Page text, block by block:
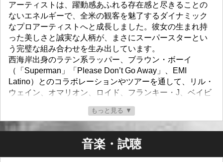
アーティストは、躍動感あふれる存在感と尽きることの
ないエネルギーで、全米の観客を魅了するダイナミック
なプロアーティストへと成長しました。彼女の生まれ持
った美しさと誠実な人柄が、まさにスーパースターとい
う完璧な組み合わせを生み出しています。
西海岸出身のラテン系ラッパー、ブラウン・ボーイ
（「Superman」「Please Don’t Go Away」、EMI
Latino）とのコラボレーションやツアーを通して、リル・
ウェイン、オマリオン、ロイド、フランキー・J、ベイビ
ジを共にし、尊敬を集めてきました。
2008年11月1日、コロラド州プエブロにて、メリッサは
我が国の指導者、バラク・オバマ大統領のために国歌を
演奏するという、この上ない栄誉に浴しました。この栄
誉は、6万人を超える息を呑むほどの観衆が集まった選挙
もっと見る ▼
音楽・試聴